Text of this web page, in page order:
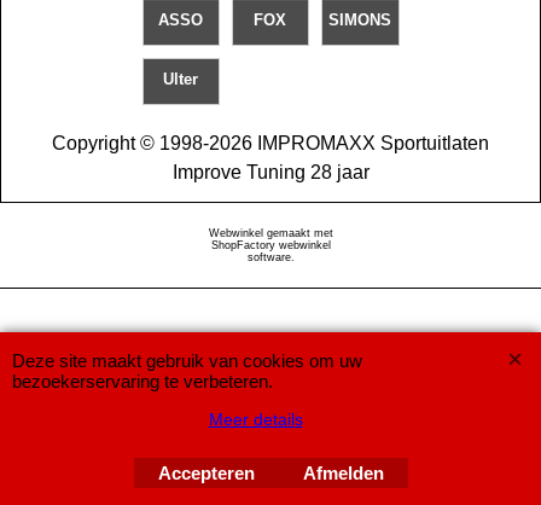
ASSO FOX SIMONS
Ulter
Copyright © 1998-2026 IMPROMAXX Sportuitlaten
Improve Tuning 28 jaar
Webwinkel gemaakt met
ShopFactory webwinkel
software.
Deze site maakt gebruik van cookies om uw
bezoekerservaring te verbeteren.
Meer details
Accepteren Afmelden